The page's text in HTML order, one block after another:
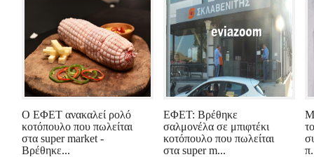
Ο ΕΦΕΤ ανακαλεί ρολό
κοτόπουλο που πωλείται
στα super market -
Βρέθηκε...
ΕΦΕΤ: Βρέθηκε
σαλμονέλα σε μπιφτέκι
κοτόπουλο που πωλείται
στα super m...